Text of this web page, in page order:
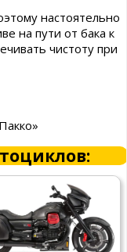
настоятельно
на пути от бака к
чистоту при